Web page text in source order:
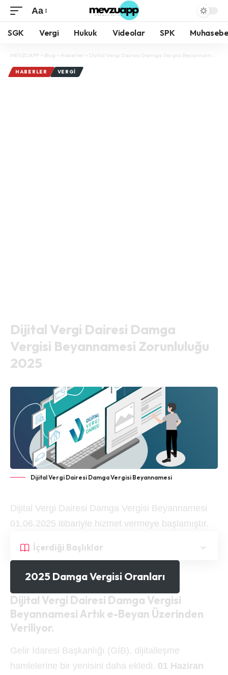
Tipi
Aa
SGK Vergi Hukuk Videolar SPK
MEVZUAPP > Blog > Haberler > Dijital Vergi Dairesi Damga Vergisi Beyannamesi Zorunluluğu 2025
HABERLER VERGI
Dijital Vergi Dairesi Damga
Vergisi Beyannamesi Zorunluluğu
2025
Dijital Vergi Dairesi Damga Vergisi Beyannamesi
Dijital Vergi Dairesi Damga Vergisi Beyannamesi
01.06.2025 itibariyle hizmet vermeye başlamıştır.
İçerdiği Başlıklar
2025 Damga Vergisi Oranları
Dijital Vergi Dairesi Damga Vergisi
Beyannamesi Artık e-Beyan Üzerinden
Veriliyor.
Gelir İdaresi Başkanlığı (GİB), dijitalleşme
hamlelerine bir yenisini daha ekledi. 01 Haziran